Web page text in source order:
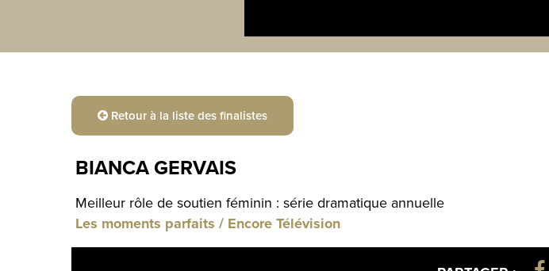
Retour à la liste des finalistes
BIANCA GERVAIS
Meilleur rôle de soutien féminin : série dramatique annuelle
Les moments parfaits / Encore Télévision